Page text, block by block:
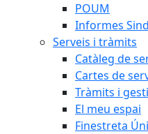
POUM
Informes
Serveis i tràmits
Catàleg de
Cartes de
Tràmits i
El meu espai
Finestreta